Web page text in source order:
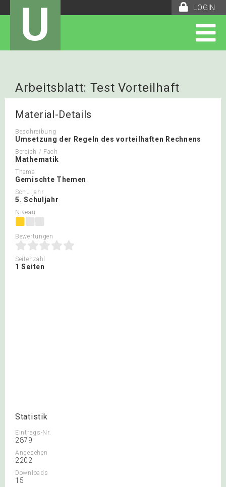
LOGIN
U
Arbeitsblatt: Test Vorteilhaft
rechnen
Material-Details
Beschreibung
Umsetzung der Regeln des vorteilhaften Rechnens
Bereich / Fach
Mathematik
Thema
Gemischte Themen
Schuljahr
5. Schuljahr
Niveau
Bewertungen
Seitenzahl
1 Seiten
Statistik
Eintrags-Nr.
2879
Angesehen
2202
Downloads
15